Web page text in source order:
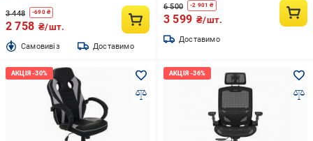
3 448 -690₴
2 758 ₴/шт.
Cамовивіз Доставимо
6 500 -2 901 ₴
3 599 ₴/шт.
Доставимо